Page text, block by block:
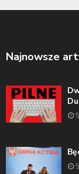
Najnowsze